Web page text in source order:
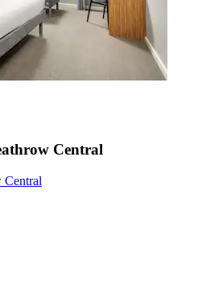
Central
Central